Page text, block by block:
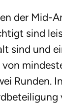
der Mid-
sind
sind und
Runden.